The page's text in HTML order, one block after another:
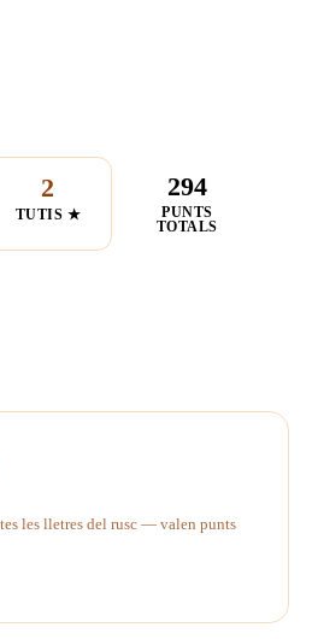
2
TUTIS ★
294
PUNTS
TOTALS
les lletres del rusc — valen punts